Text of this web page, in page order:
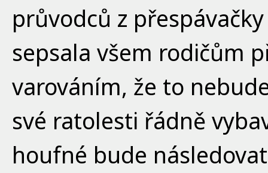
průvodců z
sepsala všem rodičům
varováním, že to
své ratolesti řádně
houfné bude